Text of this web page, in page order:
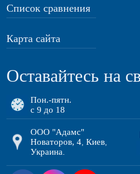
Список сравнения
Карта сайта
Оставайтесь на
Пон.-пятн.
с 9 до 18
ООО "Адамс"
Новаторов, 4 ,Киев
Украина